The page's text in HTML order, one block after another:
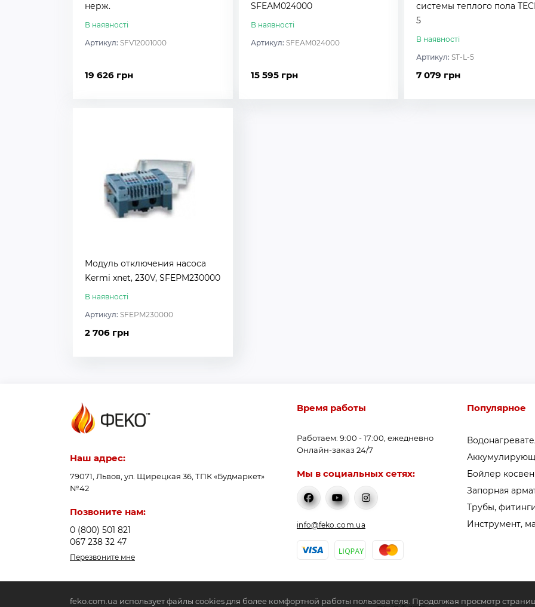
нерж.
В наявності
Артикул: SFV12001000
19 626 грн
SFEАM024000
В наявності
Артикул: SFEАM024000
15 595 грн
системы теплого пола
5
В наявності
Артикул: ST-L-5
7 079 грн
Модуль отключения насоса
Kermi xnet, 230V, SFEРM230000
В наявності
Артикул: SFEРM230000
2 706 грн
Наш адрес:
79071, Львов, ул. Щирецкая 36, ТПК «Будмаркет»
№42
Позвоните нам:
0 (800) 501 821
067 238 32 47
Перезвоните мне
Время работы
Работаем: 9:00 - 17:00, ежедневно
Онлайн-заказ 24/7
Мы в социальных сетях:
info@feko.com.ua
Популярное
Бойлер
Запорная
Трубы,
Инструмент,
feko.com.ua использует файлы cookies для более комфортной работы пользователя. Продолжая просмотр